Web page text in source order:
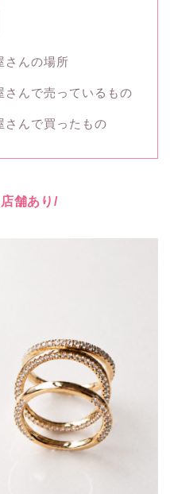
さんの場所
さんで売っているもの
さんで買ったもの
舗あり/